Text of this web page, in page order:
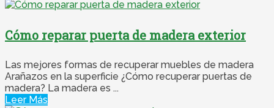
Cómo reparar puerta de madera exterior
Las mejores formas de recuperar muebles de madera
Arañazos en la superficie ¿Cómo recuperar puertas de
madera? La madera es ...
Leer Más